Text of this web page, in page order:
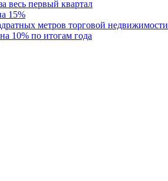
весь первый квартал
15%
метров торговой недвижимости
10% по итогам года